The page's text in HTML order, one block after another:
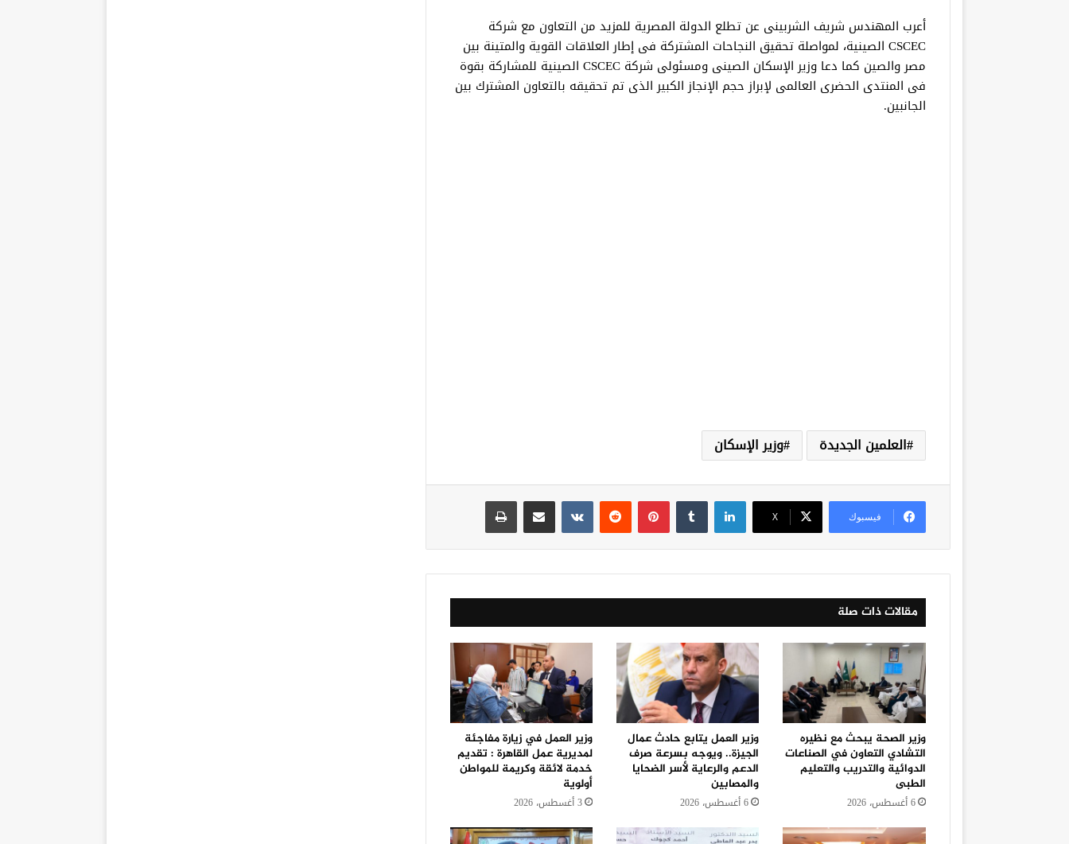
أعرب المهندس شريف الشربينى عن تطلع الدولة المصرية للمزيد من التعاون مع شركة
CSCEC الصينية، لمواصلة تحقيق النجاحات المشتركة فى إطار العلاقات القوية والمتينة بين
مصر والصين كما دعا وزير الإسكان الصينى ومسئولى شركة CSCEC الصينية للمشاركة بقوة
فى المنتدى الحضرى العالمى لإبراز حجم الإنجاز الكبير الذى تم تحقيقه بالتعاون المشترك بين
الجانبين.
العلمين الجديدة وزير الإسكان
فيسبوك ‫X
لينكدإن بينتيريست
مقالات ذات صلة
وزير الصحة يبحث مع نظيره
التشادي التعاون في الصناعات
الدوائية والتدريب والتعليم
الطبى
6 أغسطس، 2026
وزير العمل يتابع حادث عمال
الجيزة.. ويوجه بسرعة صرف
الدعم والرعاية لأسر الضحايا
والمصابين
6 أغسطس، 2026
وزير العمل في زيارة مفاجئة
لمديرية عمل القاهرة : تقديم
خدمة لائقة وكريمة للمواطن
أولوية
3 أغسطس، 2026